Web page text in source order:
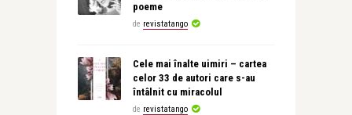
poeme
de revistatango
Cele mai înalte uimiri – cartea
celor 33 de autori care s-au
întâlnit cu miracolul
de revistatango